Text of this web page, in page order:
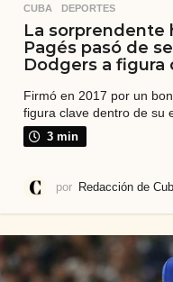
CUBA ,DEPORTES
La sorprendente
Pagés pasó de
Dodgers a figura
Firmó en 2017 por un
figura clave dentro de su
3 min
por Redacción de